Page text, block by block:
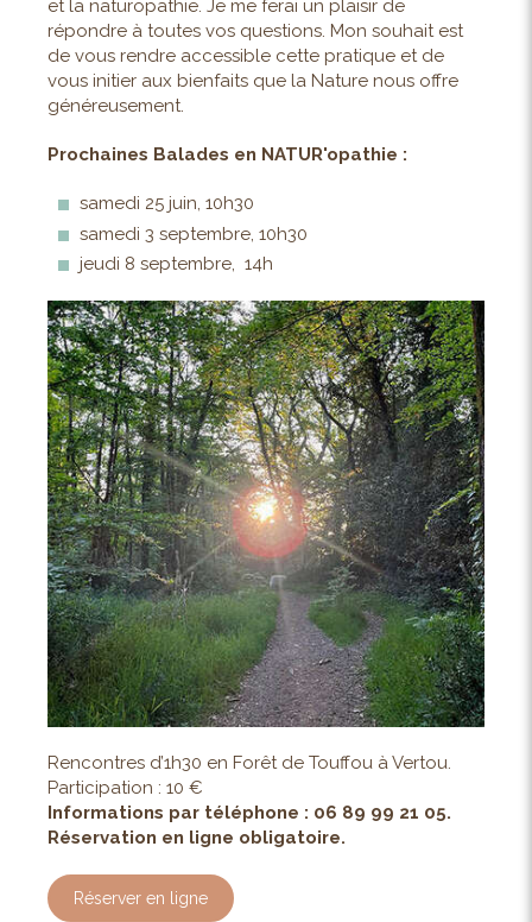
et la naturopathie. Je me ferai un plaisir de
répondre à toutes vos questions. Mon souhait est
de vous rendre accessible cette pratique et de
vous initier aux bienfaits que la Nature nous offre
généreusement.
Prochaines Balades en NATUR'opathie :
samedi 25 juin, 10h30
samedi 3 septembre, 10h30
jeudi 8 septembre, 14h
Rencontres d’1h30 en Forêt de Touffou à Vertou.
Participation : 10 €
Informations par téléphone : 06 89 99 21 05.
Réservation en ligne obligatoire.
Réserver en ligne